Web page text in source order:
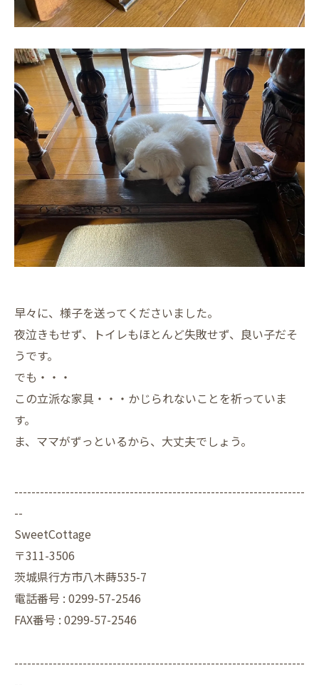
早々に、様子を送ってくださいました。
夜泣きもせず、トイレもほとんど失敗せず、良い子だそ
うです。
でも・・・
この立派な家具・・・かじられないことを祈っていま
す。
ま、ママがずっといるから、大丈夫でしょう。
--------------------------------------------------------------------
--
SweetCottage
〒311-3506
茨城県行方市八木蒔535-7
電話番号 : 0299-57-2546
FAX番号 : 0299-57-2546
--------------------------------------------------------------------